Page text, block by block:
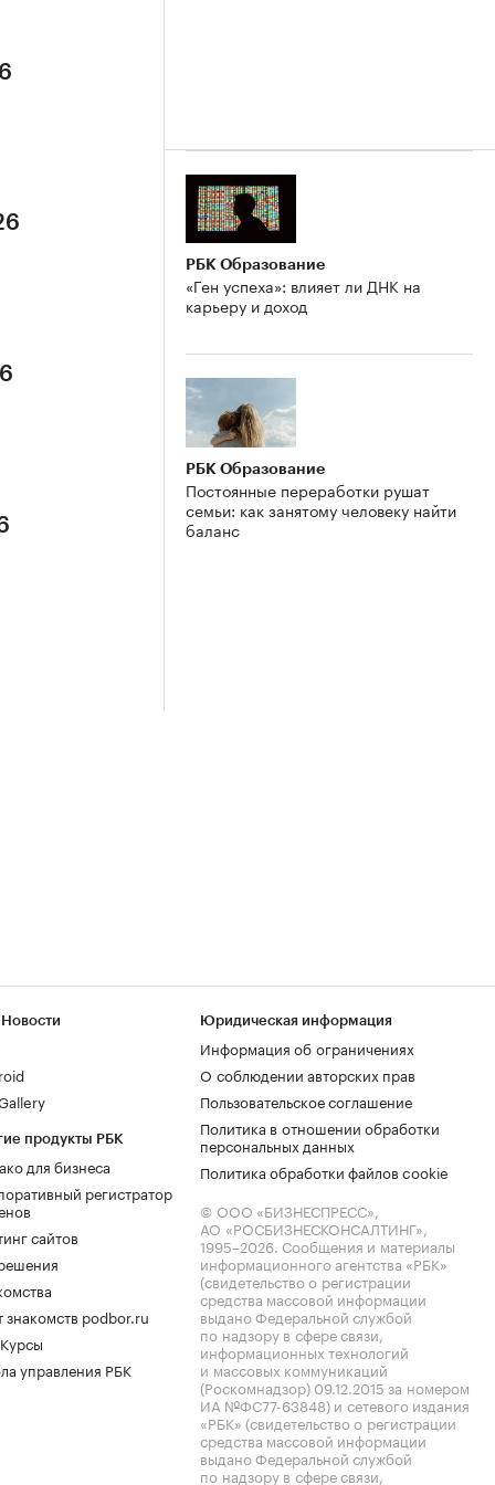
РБК Образование
«Ген успеха»: влияет ли ДНК на
карьеру и доход
РБК Образование
Постоянные переработки рушат
семьи: как занятому человеку найти
баланс
продукты РБК
для бизнеса
регистратор
сайтов
знакомств podbor.ru
управления РБК
Юридическая информация
Информация об ограничениях
О соблюдении авторских прав
Пользовательское соглашение
Политика в отношении обработки
персональных данных
Политика обработки файлов cookie
© ООО «БИЗНЕСПРЕСС»,
АО «РОСБИЗНЕСКОНСАЛТИНГ»,
1995–2026. Сообщения и материалы
информационного агентства «РБК»
(свидетельство о регистрации
средства массовой информации
выдано Федеральной службой
по надзору в сфере связи,
информационных технологий
и массовых коммуникаций
(Роскомнадзор) 09.12.2015 за номером
ИА №ФС77-63848) и сетевого издания
«РБК» (свидетельство о регистрации
средства массовой информации
выдано Федеральной службой
по надзору в сфере связи,